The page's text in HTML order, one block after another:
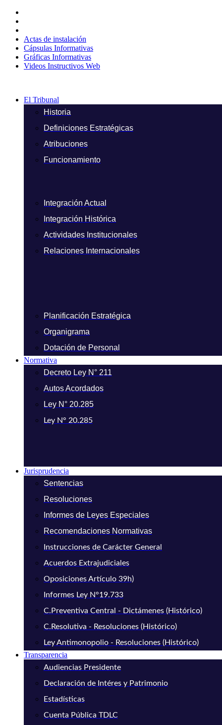
contenido
Actas de instalación
Cápsulas Informativas
Gráficas Informativas
Videos Instructivos Web
El Tribunal
Historia
Definiciones Estratégicas
Atribuciones
Funcionamiento
Integración Actual
Integración Histórica
Actividades Institucionales
Relaciones Internacionales
Planificación Estratégica
Organigrama
Dotación de Personal
Normativa
Decreto Ley N° 211
Autos Acordados
Ley N° 20.285
Ley N° 20.285
Jurisprudencia
Sentencias
Resoluciones
Informes de Leyes Especiales
Recomendaciones Normativas
Instrucciones de Carácter General
Acuerdos Extrajudiciales
Oposiciones Artículo 39h)
Informes Ley N°19.733
C.Preventiva Central - Dictámenes (Histórico)
C.Resolutiva - Resoluciones (Histórico)
Ley Antimonopolio - Resoluciones (Histórico)
Transparencia
Audiencias Presidente
Declaración de Intéres y Patrimonio
Estadísticas
Cuenta Pública TDLC